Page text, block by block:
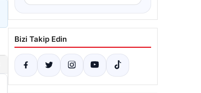
Bizi Takip Edin